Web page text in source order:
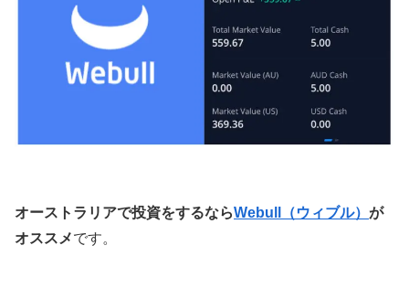
オーストラリアで投資をするならWebull（ウィブル） が
オススメです。